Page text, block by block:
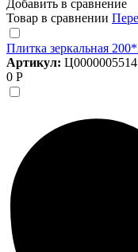
Добавить в сравнение
Товар в сравнении
Плитка зеркальная
Артикул: Ц0000005514
0 Р